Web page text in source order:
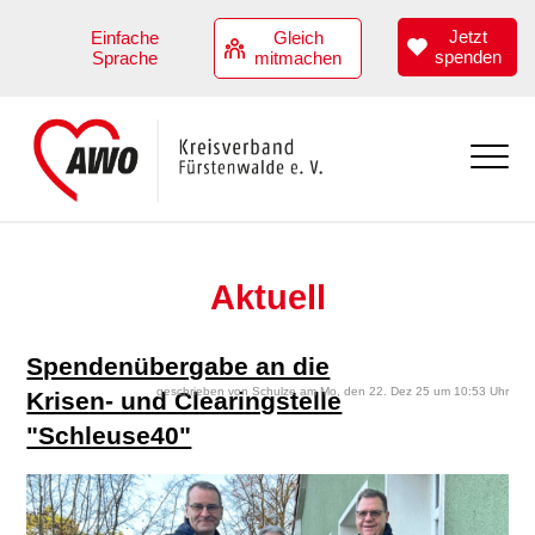
Einfache
Sprache
Gleich
mitmachen
Jetzt
spenden
Termine
Übersicht
Kindertagesstätten
Hilfen zur Erziehung
Angebote zur Teilhabe
Über uns
Übersicht
Vorstand
Geschäftsstellenteam
Stellenangebote
Jobs
Mitmachen
Aktuell
geschrieben von Schulze am Mo, den 22. Dez 25 um 10:53 Uhr
Spendenübergabe an die
Krisen- und Clearingstelle
"Schleuse40"